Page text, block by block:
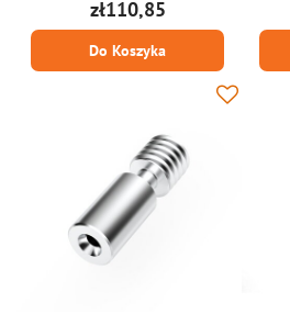
pomáhá omezit heat creep, stabilizovat
extruzní teploty a podpořit spolehlivý tok
filamentu během dlouhých tisků. Klíčové
chlazenými hot-end sestavami typu HF *
zł110,85
Do Koszyka